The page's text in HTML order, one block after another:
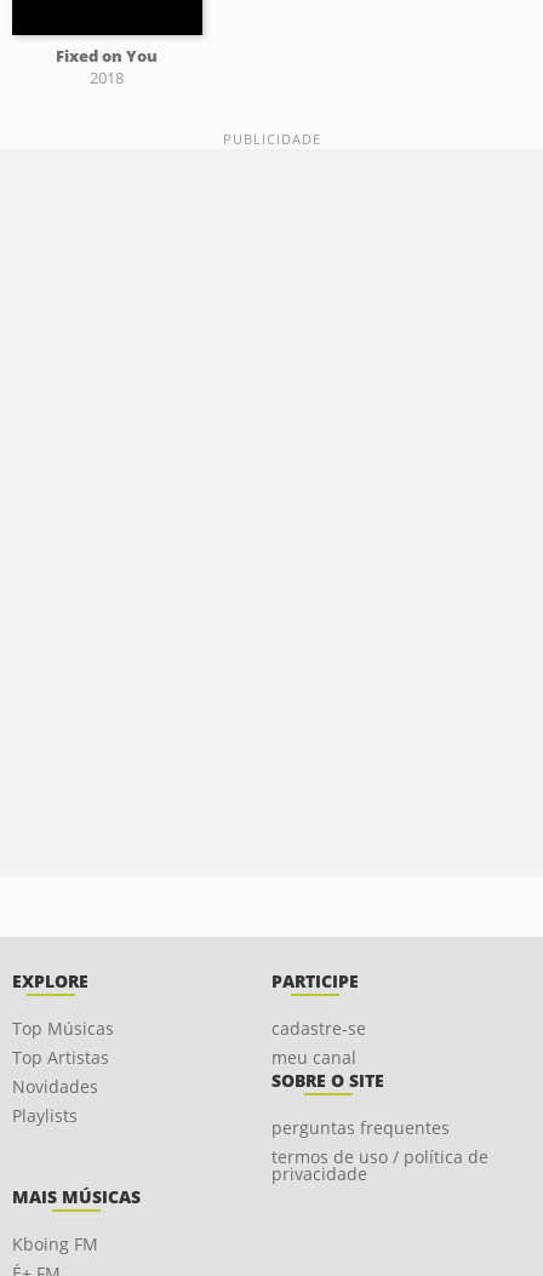
Fixed on You
2018
EXPLORE
Top Músicas
Top Artistas
Novidades
Playlists
PARTICIPE
cadastre-se
meu canal
SOBRE O SITE
perguntas frequentes
termos de uso / política de
privacidade
MAIS MÚSICAS
Kboing FM